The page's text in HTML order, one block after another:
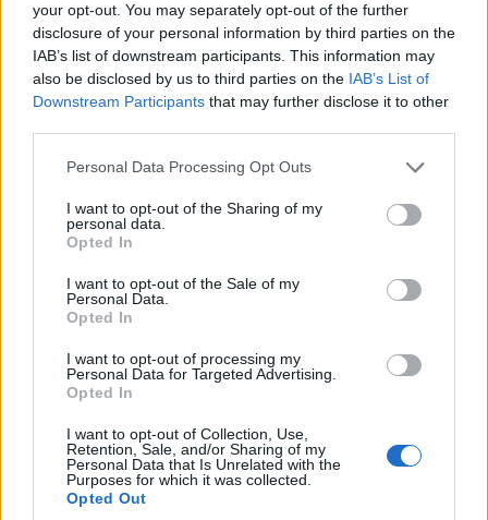
your opt-out. You may separately opt-out of the further
disclosure of your personal information by third parties on the
IAB’s list of downstream participants. This information may
also be disclosed by us to third parties on the IAB’s List of
Downstream Participants that may further disclose it to other
Please note that this website/app uses one or more Google
not limited to your visit or usage behaviour. You may click to
grant or deny consent to Google and its third-party tags to
use your data for below specified purposes in below Google
consent section.
Personal Data Processing Opt Outs
I want to opt-out of the Sharing of my
personal data.
Opted In
I want to opt-out of the Sale of my
Personal Data.
Opted In
I want to opt-out of processing my
Personal Data for Targeted Advertising.
Opted In
I want to opt-out of Collection, Use,
Retention, Sale, and/or Sharing of my
Personal Data that Is Unrelated with the
Purposes for which it was collected.
Opted Out
οροσειρές του Βερμίου, του Μπούρινου και των
Πιερίων όρων.